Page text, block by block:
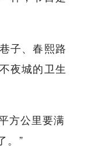
子、春熙路
夜城的卫生
方公里要满
。”